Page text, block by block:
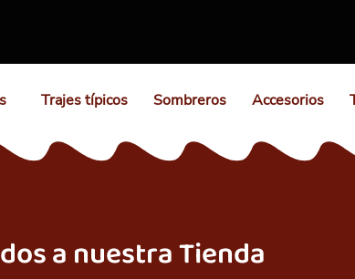
Trajes típicos Sombreros Accesorios
a nuestra Tienda